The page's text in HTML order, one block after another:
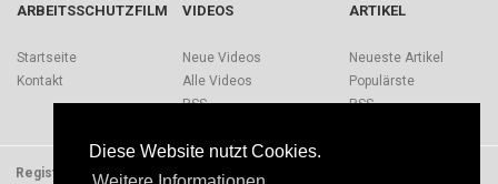
Diese Website nutzt Cookies.
ARBEITSSCHUTZFILM
Startseite
Kontakt
VIDEOS
Neue Videos
Alle Videos
RSS
ARTIKEL
Neueste Artikel
Populärste
RSS
Registrieren Impressum Quellen